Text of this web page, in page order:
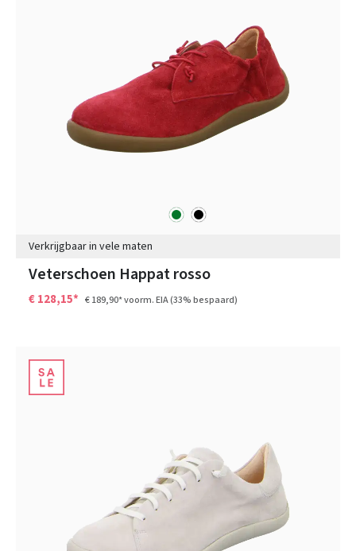
groenzwart
Verkrijgbaar in vele maten
Veterschoen Happat rosso
€ 128,15* € 189,90*voorm. EIA(33% bespaard)